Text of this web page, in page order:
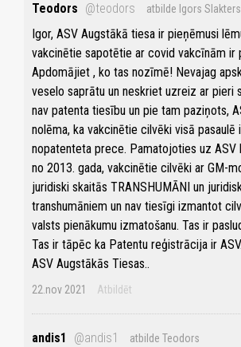
Teodors @teodors atbilde Igors Slakters
Igor, ASV Augstākā tiesa ir pieņēmusi
vakcinētie sapotētie ar covid vakcīnām ir
Apdomājiet , ko tas nozīmē! Nevajag
veselo saprātu un neskriet uzreiz ar pieri
nav patenta tiesību un pie tam paziņots,
nolēma, ka vakcinētie cilvēki visā pasaulē
nopatenteta prece. Pamatojoties uz ASV
no 2013. gada, vakcinētie cilvēki ar GM-
juridiski skaitās TRANSHUMĀNI un
transhumāniem un nav tiesīgi izmantot
valsts pienākumu izmatošanu. Tas ir
Tas ir tāpēc ka Patentu reģistrācija ir
ASV Augstākās Tiesas..
22.nov 2021 Atbildēt
andis1 @andis1 atbilde Teodors